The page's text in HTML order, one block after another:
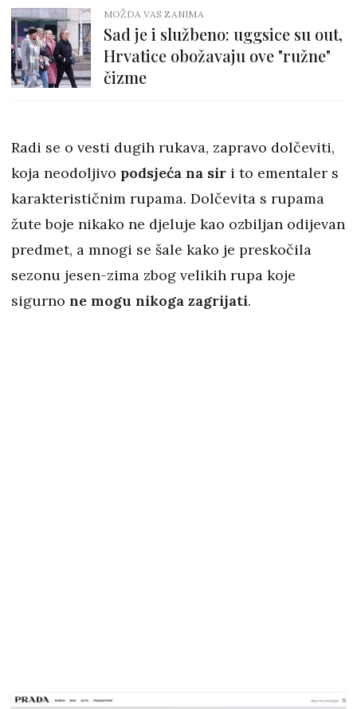
MOŽDA VAS ZANIMA
Sad je i službeno: uggsice su out,
Hrvatice obožavaju ove "ružne"
čizme
Radi se o vesti dugih rukava, zapravo dolčeviti,
koja neodoljivo podsjeća na sir i to ementaler s
karakterističnim rupama. Dolčevita s rupama
žute boje nikako ne djeluje kao ozbiljan odijevan
predmet, a mnogi se šale kako je preskočila
sezonu jesen-zima zbog velikih rupa koje
sigurno ne mogu nikoga zagrijati.